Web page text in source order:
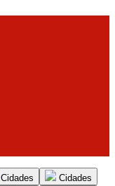
Cidades
Cidades